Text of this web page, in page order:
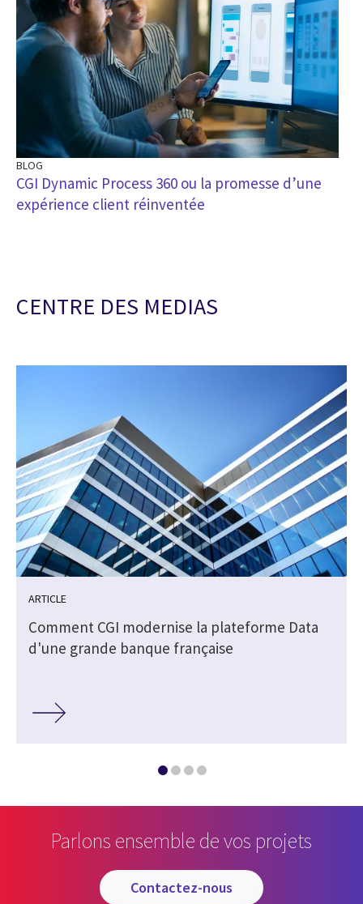
BLOG
CGI Dynamic Process 360 ou la promesse d’une
expérience client réinventée
CENTRE DES MEDIAS
ARTICLE
Comment CGI modernise la plateforme Data
d'une grande banque française
Parlons ensemble de vos projets
contactez-nous